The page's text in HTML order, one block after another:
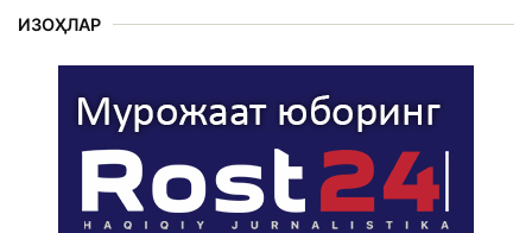
ИЗОҲЛАР